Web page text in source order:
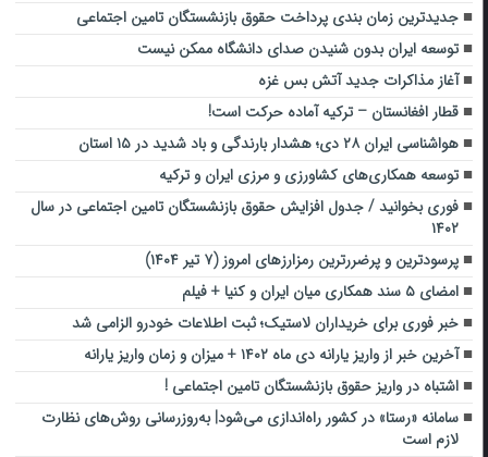
جدیدترین زمان بندی پرداخت حقوق بازنشستگان تامین اجتماعی
‏توسعه ایران بدون شنیدن صدای دانشگاه ممکن نیست
آغاز مذاکرات جدید آتش بس غزه
قطار افغانستان – ترکیه آماده حرکت است!
هواشناسی ایران ۲۸ دی؛ هشدار بارندگی و باد شدید در ۱۵ استان
توسعه همکاری‌های کشاورزی و مرزی ایران و ترکیه
فوری بخوانید / جدول افزایش حقوق بازنشستگان تامین اجتماعی در سال
۱۴۰۲
پرسودترین و پرضررترین رمزارزهای امروز (۷ تیر ۱۴۰۴)
امضای ۵ سند همکاری میان ایران و کنیا + فیلم
خبر فوری برای خریداران لاستیک؛ ثبت اطلاعات خودرو الزامی شد
آخرین خبر از واریز یارانه دی ماه ۱۴۰۲ + میزان و زمان واریز یارانه
اشتباه در واریز حقوق بازنشستگان تامین اجتماعی !
سامانه «رستا» در کشور راه‌اندازی می‌شود| به‌روزرسانی روش‌های نظارت
لازم است